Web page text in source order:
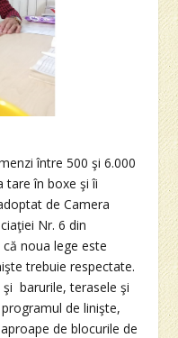
între 500 şi 6.000
tare în boxe şi îi
de Camera
Nr. 6 din
noua lege este
trebuie respectate.
barurile, terasele şi
de linişte,
de blocurile de